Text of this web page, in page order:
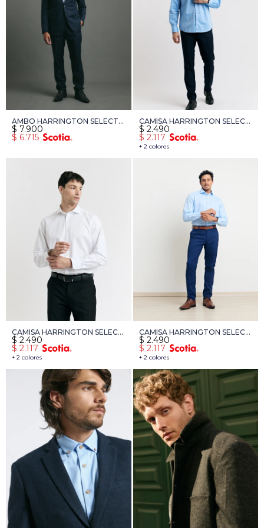
AMBO HARRINGTON SELECT -
AZUL OSCURO
$ 7.900
$ 6.715
CAMISA HARRINGTON SELECT
- CELESTE OSCURO
+ 2 colores
$ 2.490
$ 2.117
CAMISA HARRINGTON SELECT
- BLANCO
+ 2 colores
$ 2.490
$ 2.117
CAMISA HARRINGTON SELECT
- CELESTE
+ 2 colores
$ 2.490
$ 2.117